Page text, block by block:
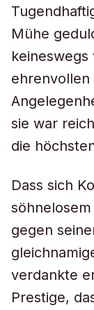
Mühe
ehrenvollen
sie war
die
Dass sich
gegen
verdankte
Prestige,